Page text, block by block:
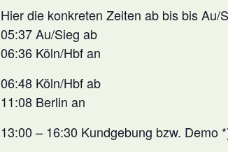
Hier die konkreten Zeiten ab bis bis Au/
05:37 Au/Sieg ab
06:36 Köln/Hbf an
06:48 Köln/Hbf ab
11:08 Berlin an
13:00 – 16:30 Kundgebung bzw. Demo